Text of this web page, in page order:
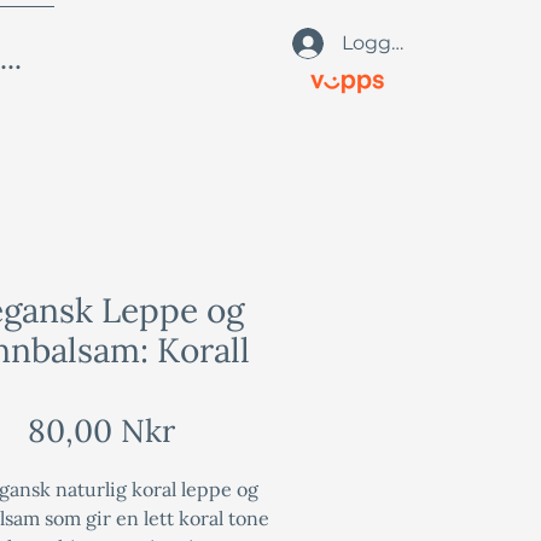
Logg på
Leppe og
Korall
80,00 NkrPris
naturlig koral leppe og
som gir en lett koral tone